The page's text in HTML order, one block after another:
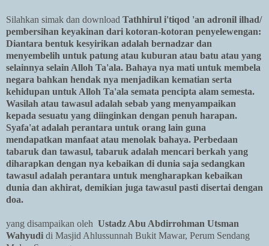
Silahkan simak dan download Tathhirul i'tiqod 'an adronil ilhad/
pembersihan keyakinan dari kotoran-kotoran penyelewengan:
Diantara bentuk kesyirikan adalah bernadzar dan
menyembelih untuk patung atau kuburan atau batu atau yang
selainnya selain Alloh Ta'ala. Bahaya nya mati untuk membela
negara bahkan hendak nya menjadikan kematian serta
kehidupan untuk Alloh Ta'ala semata pencipta alam semesta.
Wasilah atau tawasul adalah sebab yang menyampaikan
kepada sesuatu yang diinginkan dengan penuh harapan.
Syafa'at adalah perantara untuk orang lain guna
mendapatkan manfaat atau menolak bahaya. Perbedaan
tabaruk dan tawasul, tabaruk adalah mencari berkah yang
diharapkan dengan nya kebaikan di dunia saja sedangkan
tawasul adalah perantara untuk mengharapkan kebaikan
dunia dan akhirat, demikian juga tawasul pasti disertai dengan
doa.
yang disampaikan oleh Ustadz Abu Abdirrohman Utsman
Wahyudi di Masjid Ahlussunnah Bukit Mawar, Perum Sendang